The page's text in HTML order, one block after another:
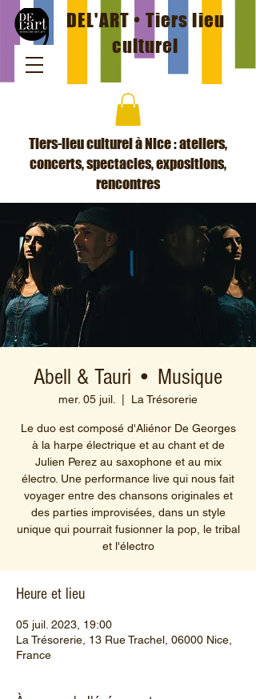
DEL'ART • Tiers lieu
culturel
Tiers-lieu culturel à Nice : ateliers,
concerts, spectacles, expositions,
rencontres
Abell & Tauri • Musique
mer. 05 juil. La Trésorerie
Le duo est composé d'Aliénor De Georges
à la harpe électrique et au chant et de
Julien Perez au saxophone et au mix
électro. Une performance live qui nous fait
voyager entre des chansons originales et
des parties improvisées, dans un style
unique qui pourrait fusionner la pop, le tribal
et l'électro
Heure et lieu
05 juil. 2023, 19:00
La Trésorerie, 13 Rue Trachel, 06000 Nice,
France